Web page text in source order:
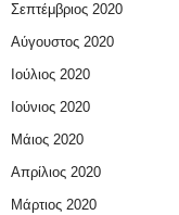
Σεπτέμβριος 2020
Αύγουστος 2020
Ιούλιος 2020
Ιούνιος 2020
Μάιος 2020
Απρίλιος 2020
Μάρτιος 2020